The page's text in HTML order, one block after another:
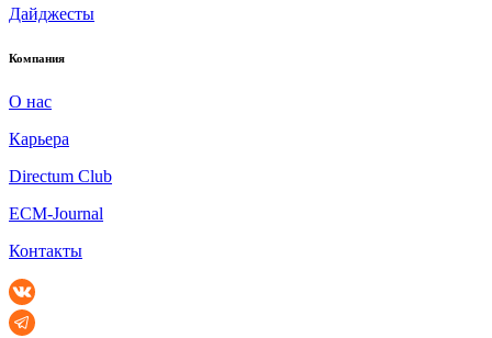
Дайджесты
Компания
О нас
Карьера
Directum Club
ECM-Journal
Контакты